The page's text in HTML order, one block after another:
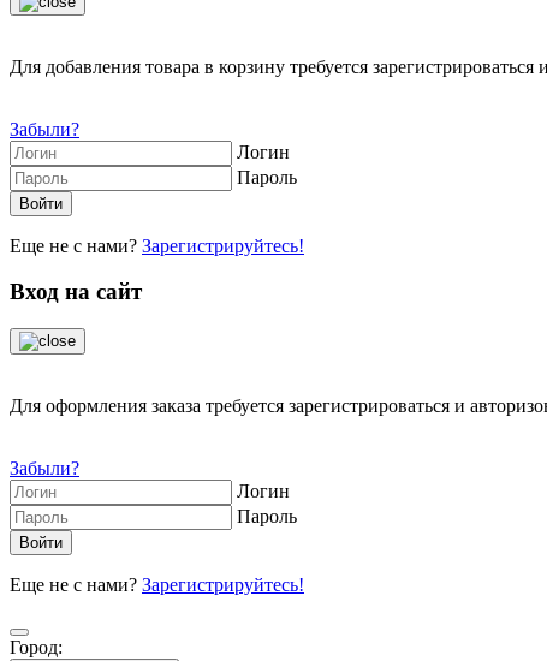
Для добавления товара в корзину требуется зарегистрироваться
Забыли?
Логин
Пароль
Еще не с нами? Зарегистрируйтесь!
Вход на сайт
Для оформления заказа требуется зарегистрироваться и
Забыли?
Логин
Пароль
Еще не с нами? Зарегистрируйтесь!
Город: